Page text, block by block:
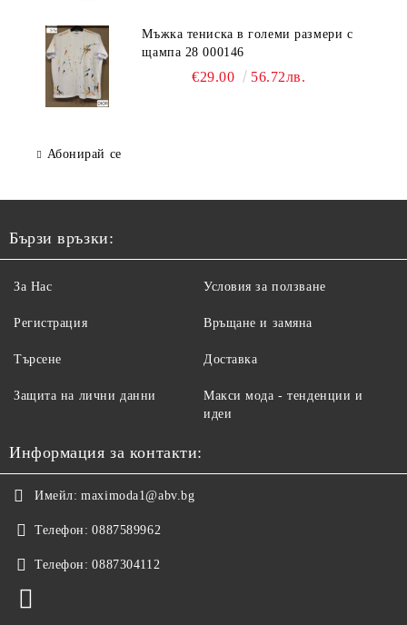
Мъжка тениска в големи размери с
щампа 28 000146
€29.00 56.72лв.
Абонирай се
Бързи връзки:
За Нас
Регистрация
Търсене
Защита на лични данни
Условия за ползване
Връщане и замяна
Доставка
Макси мода - тенденции и
идеи
Информация за контакти:
Имейл: maximoda1@abv.bg
Телефон: 0887589962
Телефон: 0887304112